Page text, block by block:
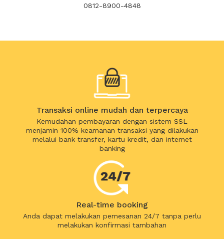
0812-8900-4848
Transaksi online mudah dan terpercaya
Kemudahan pembayaran dengan sistem SSL
menjamin 100% keamanan transaksi yang dilakukan
melalui bank transfer, kartu kredit, dan internet
banking
Real-time booking
Anda dapat melakukan pemesanan 24/7 tanpa perlu
melakukan konfirmasi tambahan